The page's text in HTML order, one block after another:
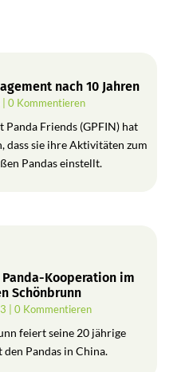
nach 10 Jahren
| 0 Kommentieren
Friends (GPFIN) hat
dass sie ihre Aktivitäten zum
Pandas einstellt.
Panda-Kooperation im
Schönbrunn
| 0 Kommentieren
feiert seine 20 jährige
Pandas in China.